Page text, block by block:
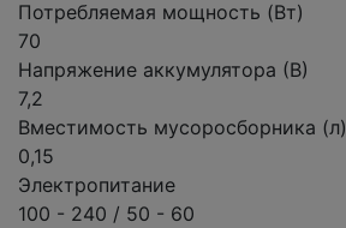
Потребляемая мощность (Вт)
70
Напряжение аккумулятора (В)
7,2
Вместимость мусоросборника (л)
0,15
Электропитание
100 - 240 / 50 - 60